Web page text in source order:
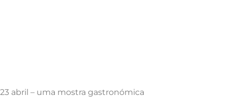
abril – uma mostra gastronómica